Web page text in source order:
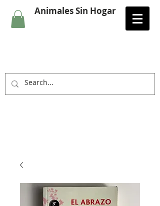
Animales Sin Hogar